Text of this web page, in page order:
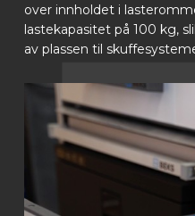
over innholdet i
lastekapasitet på 100 kg,
av plassen til